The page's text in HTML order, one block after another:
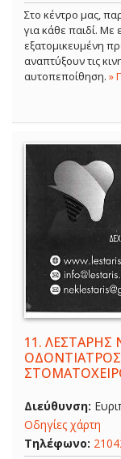
Στο κέντρο μας,
για κάθε παιδί. Με
εξατομικευμένη
αναπτύξουν τις
αυτοπεποίθηση. »
11. ΛΕΣΤΑΡΗΣ
ΟΔΟΝΤΙΑΤΡΟΣ
Διεύθυνση:
Οδηγίες χάρτη
Τηλέφωνο: